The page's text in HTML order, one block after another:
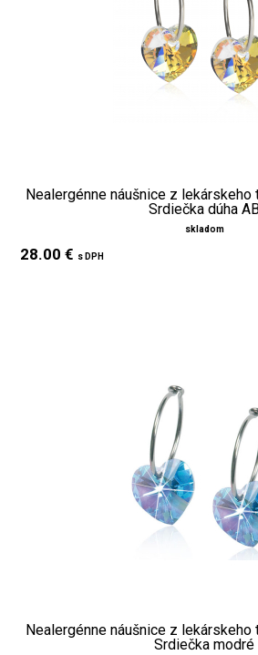
Nealergénne náušnice z lekárskeho
Srdiečka dúha
skladom
28.00 € s DPH
Nealergénne náušnice z lekárskeho
Srdiečka modré